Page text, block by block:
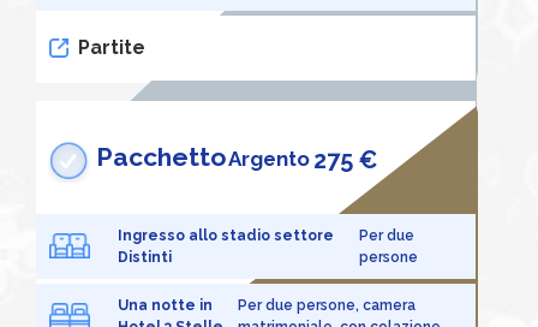
Partite
PacchettoArgento 275 €
Ingresso allo stadio settore
Distinti
Per due
persone
Una notte in
Per due persone, camera